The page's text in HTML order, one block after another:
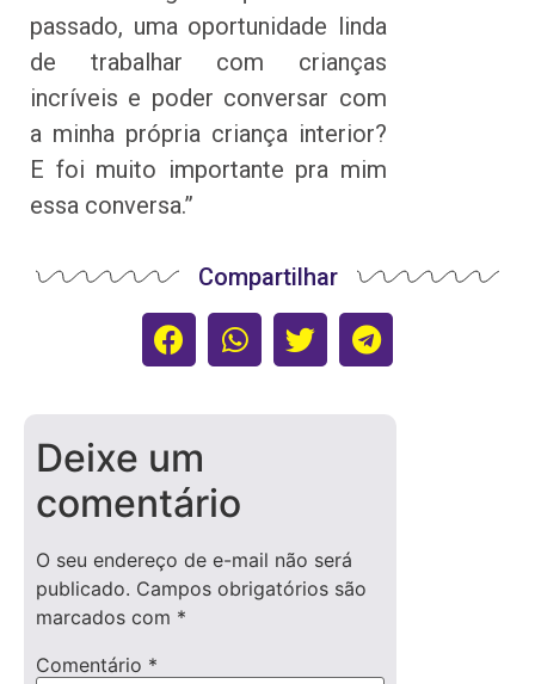
passado, uma oportunidade linda
de trabalhar com crianças
incríveis e poder conversar com
a minha própria criança interior?
E foi muito importante pra mim
essa conversa.”
Compartilhar
Deixe um
comentário
O seu endereço de e-mail não será
publicado. Campos obrigatórios são
marcados com *
Comentário *